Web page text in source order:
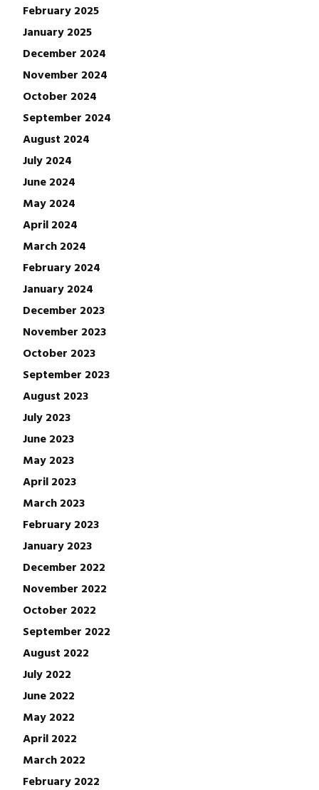
February 2025
January 2025
December 2024
November 2024
October 2024
September 2024
August 2024
July 2024
June 2024
May 2024
April 2024
March 2024
February 2024
January 2024
December 2023
November 2023
October 2023
September 2023
August 2023
July 2023
June 2023
May 2023
April 2023
March 2023
February 2023
January 2023
December 2022
November 2022
October 2022
September 2022
August 2022
July 2022
June 2022
May 2022
April 2022
March 2022
February 2022